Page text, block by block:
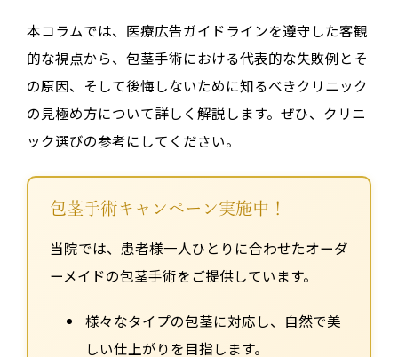
本コラムでは、医療広告ガイドラインを遵守した客観
的な視点から、包茎手術における代表的な失敗例とそ
の原因、そして後悔しないために知るべきクリニック
の見極め方について詳しく解説します。ぜひ、クリニ
ック選びの参考にしてください。
包茎手術キャンペーン実施中！
当院では、患者様一人ひとりに合わせたオーダ
ーメイドの包茎手術をご提供しています。
様々なタイプの包茎に対応し、自然で美
しい仕上がりを目指します。